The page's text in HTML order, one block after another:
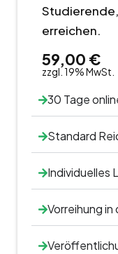
erreichen.
59,00 €
zzgl. 19% MwSt.
30 Tage
Standard
Individuelles
Vorreihung